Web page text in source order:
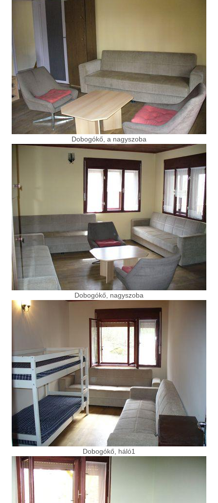
Dobogókő, a nagyszoba
Dobogókő, nagyszoba
Dobogókő, háló1